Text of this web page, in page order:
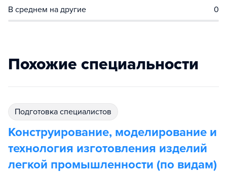
В среднем на другие 0
Похожие специальности
подготовка специалистов
Конструирование, моделирование и
технология изготовления изделий
легкой промышленности (по видам)